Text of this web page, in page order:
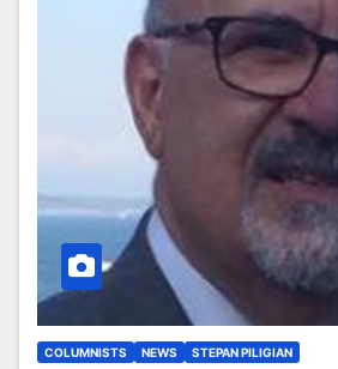
COLUMNISTS NEWS STEPAN PILIGIAN